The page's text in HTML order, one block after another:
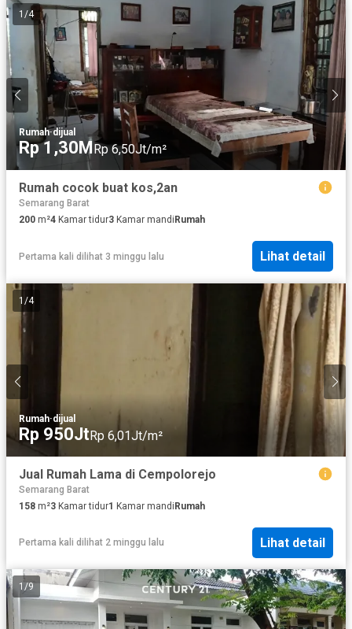
1 /4
Rumah·dijual
Rp 1,30M Rp 6,50Jt/m²
Rumah cocok buat kos,2an
Semarang Barat
200 m²4 Kamar tidur3 Kamar mandi Rumah
Pertama kali dilihat 3 minggu lalu Lihat detail
1 /4
Rumah·dijual
Rp 950JtRp 6,01Jt/m²
Jual Rumah Lama di Cempolorejo
Semarang Barat
158 m²3 Kamar tidur1 Kamar mandiRumah
Pertama kali dilihat 2 minggu lalu Lihat detail
1 /9